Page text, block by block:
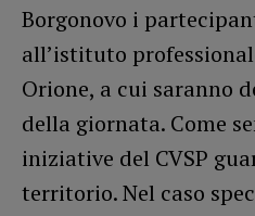
Borgonovo i
all’istituto
Orione, a cui saranno
della giornata. Come
iniziative del CVSP
territorio. Nel caso